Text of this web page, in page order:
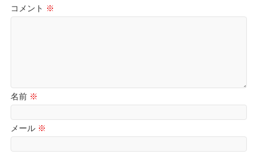
コメント ※
名前 ※
メール ※